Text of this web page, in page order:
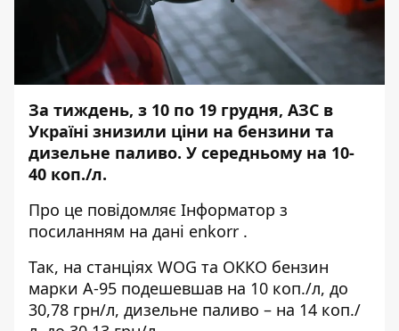
За тиждень, з 10 по 19 грудня, АЗС в
Україні знизили ціни на бензини та
дизельне паливо. У середньому на 10-
40 коп./л.
Про це повідомляє Інформатор з
посиланням на дані enkorr .
Так, на станціях WOG та ОККО бензин
марки А-95 подешевшав на 10 коп./л, до
30,78 грн/л, дизельне паливо – на 14 коп./